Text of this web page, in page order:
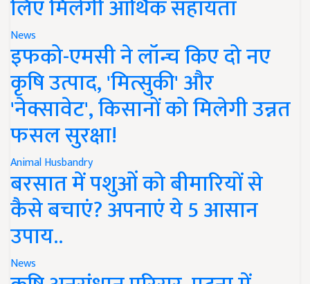
लिए मिलेगी आर्थिक सहायता
News
इफको-एमसी ने लॉन्च किए दो नए
कृषि उत्पाद, 'मित्सुकी' और
'नेक्सावेट', किसानों को मिलेगी उन्नत
फसल सुरक्षा!
Animal Husbandry
बरसात में पशुओं को बीमारियों से
कैसे बचाएं? अपनाएं ये 5 आसान
उपाय..
News